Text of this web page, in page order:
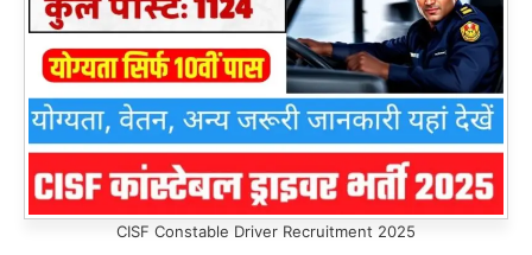
CISF Constable Driver Recruitment 2025